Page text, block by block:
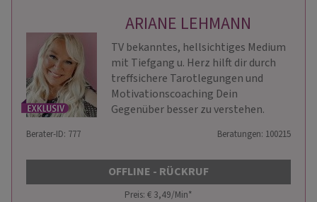
ARIANE LEHMANN
TV bekanntes, hellsichtiges Medium
mit Tiefgang u. Herz hilft dir durch
treffsichere Tarotlegungen und
Motivationscoaching Dein
Gegenüber besser zu verstehen.
Berater-ID: 777 Beratungen: 100215
OFFLINE - RÜCKRUF
Preis: € 3,49/Min*